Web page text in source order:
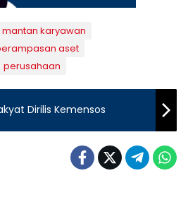
mantan karyawan
aset
perusahaan
Dirilis Kemensos